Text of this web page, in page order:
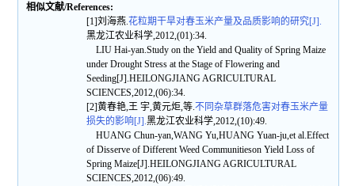
相似文献/References:
[1]刘海燕.花粒期干旱对春玉米产量及品质影响的研究[J].
黑龙江农业科学,2012,(01):34.
LIU Hai-yan.Study on the Yield and Quality of Spring Maize
under Drought Stress at the Stage of Flowering and
Seeding[J].HEILONGJIANG AGRICULTURAL
SCIENCES,2012,(06):34.
[2]黄春艳,王 宇,黄元炬,等.不同杂草群落危害对春玉米产量
损失的影响[J].黑龙江农业科学,2012,(10):49.
HUANG Chun-yan,WANG Yu,HUANG Yuan-ju,et al.Effect
of Disserve of Different Weed Communitieson Yield Loss of
Spring Maize[J].HEILONGJIANG AGRICULTURAL
SCIENCES,2012,(06):49.